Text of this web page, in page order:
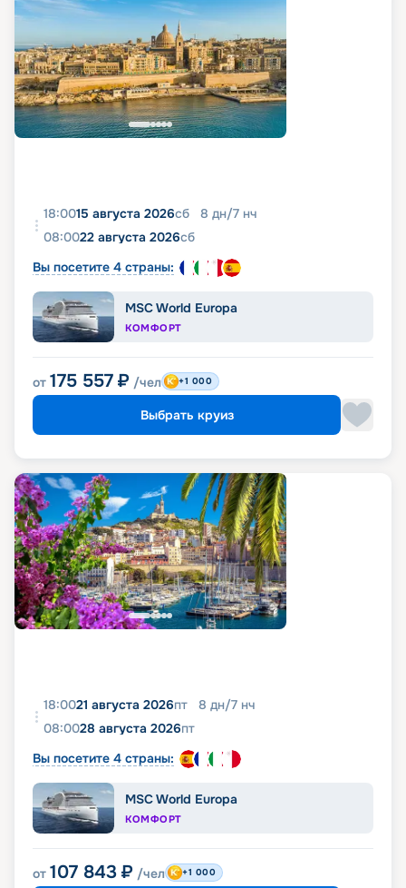
18:0015 августа 2026сб 8 дн/7 нч
08:0022 августа 2026сб
Вы посетите 4 страны:
MSC World Europa
КОМФОРТ
от 175 557 ₽ /чел +1 000
Выбрать круиз
18:0021 августа 2026пт 8 дн/7 нч
08:0028 августа 2026пт
Вы посетите 4 страны:
MSC World Europa
КОМФОРТ
от 107 843 ₽ /чел +1 000